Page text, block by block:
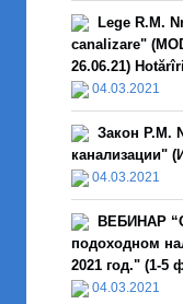
Lege R.M.
canalizare"
26.06.21)
04.03.2021
Закон Р.М.
канализации"
04.03.2021
ВЕБИНАР
подоходном
2021 год." (1-5
04.03.2021